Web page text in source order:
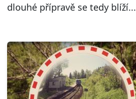
dlouhé přípravě se tedy blíží...